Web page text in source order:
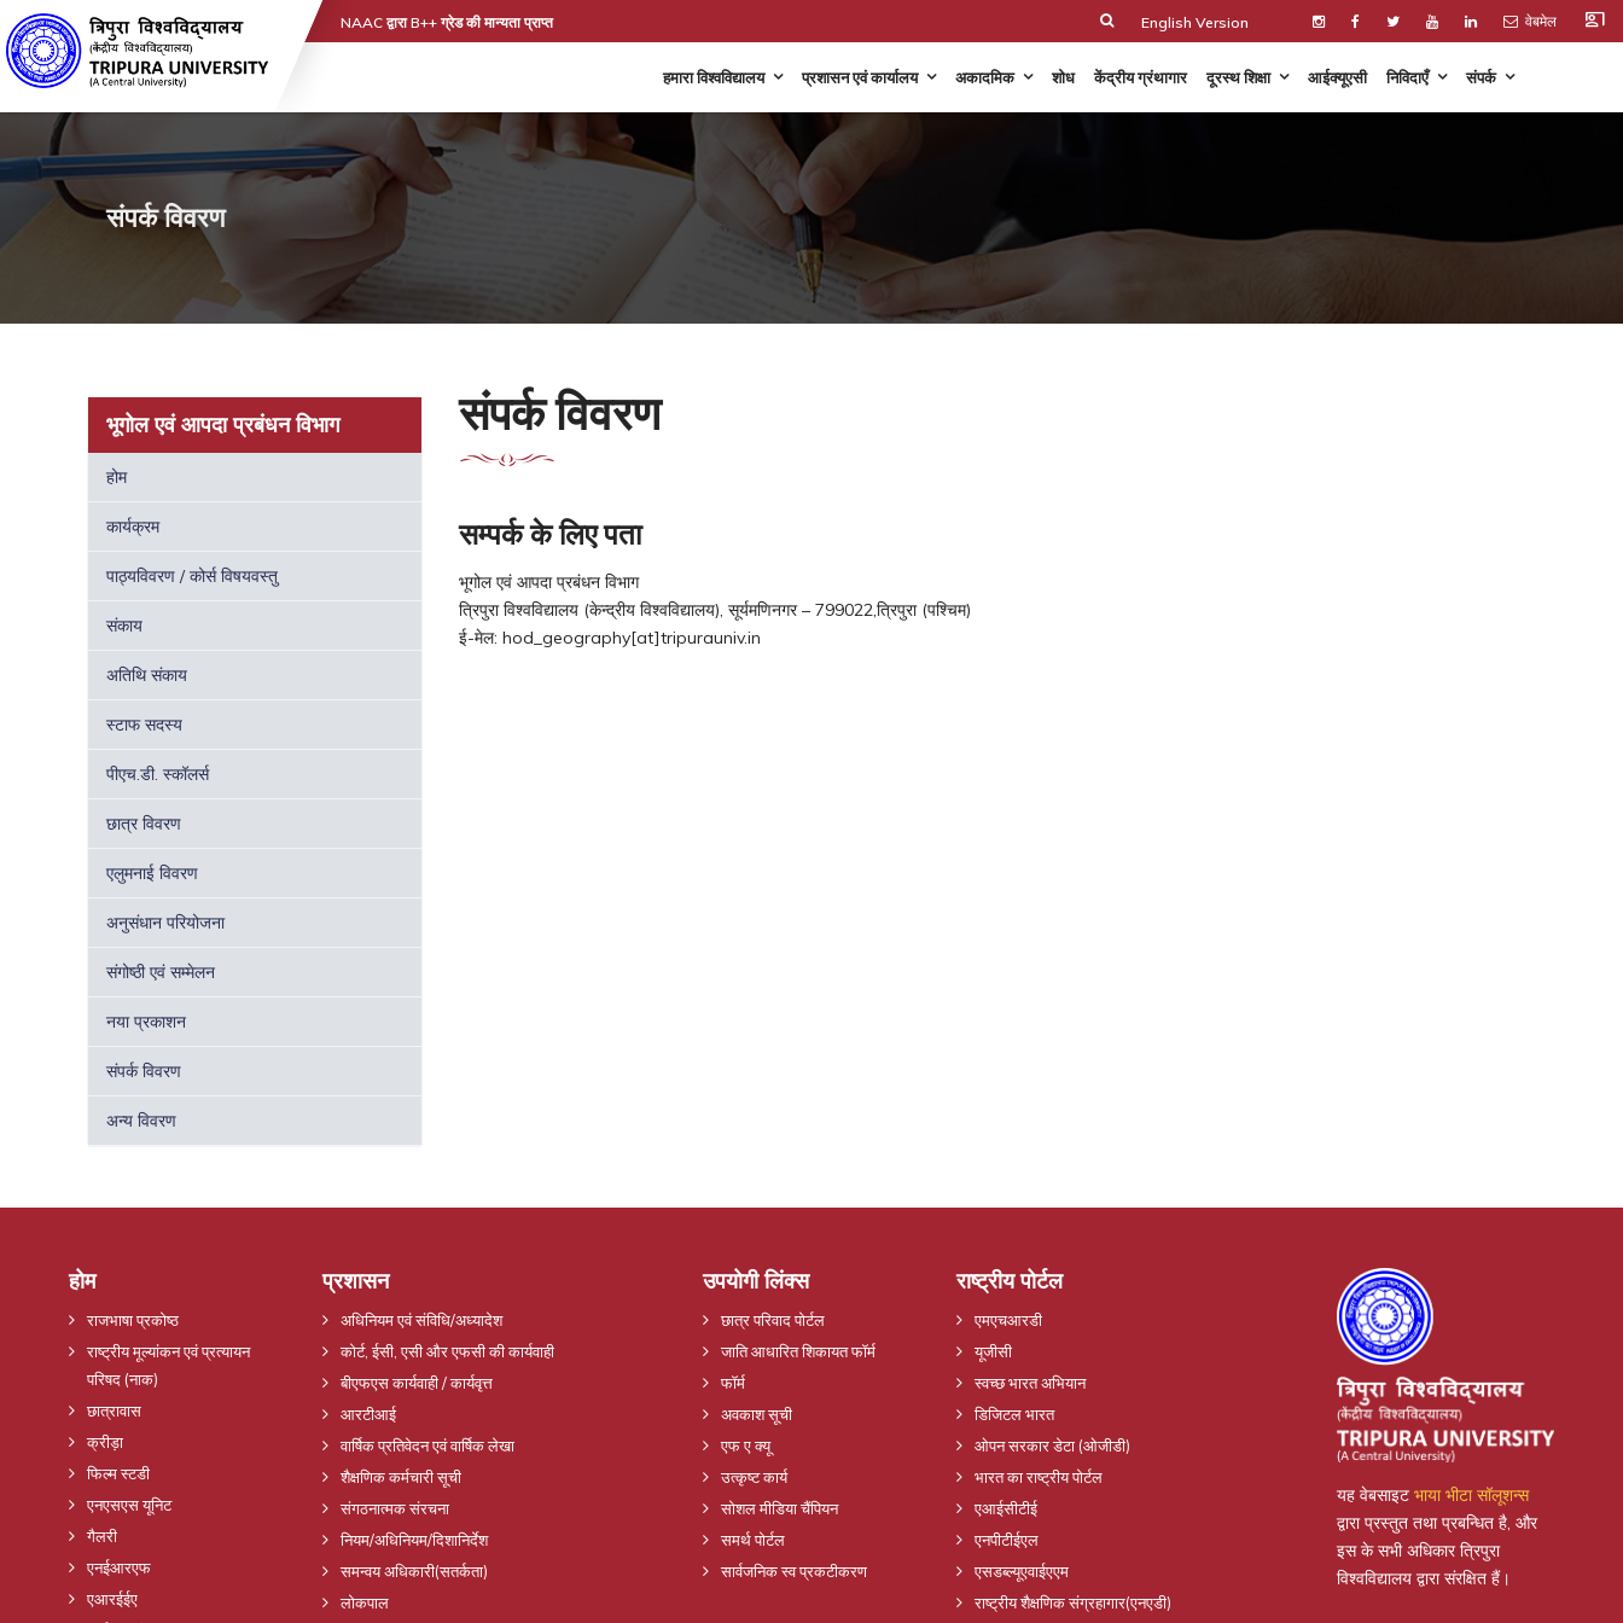
NAAC द्वारा B++ ग्रेड की मान्यता प्राप्त English Version वेबमेल co_present
हमारा विश्वविद्यालय प्रशासन एवं कार्यालय अकादमिक शोध केंद्रीय ग्रंथागार दूरस्थ शिक्षा आईक्यूएसी निविदाएँ संपर्क
संपर्क विवरण
भूगोल एवं आपदा प्रबंधन विभाग
होम
कार्यक्रम
पाठ्यविवरण / कोर्स विषयवस्तु
संकाय
अतिथि संकाय
स्टाफ सदस्य
पीएच.डी. स्कॉलर्स
छात्र विवरण
एलुमनाई विवरण
अनुसंधान परियोजना
संगोष्ठी एवं सम्मेलन
नया प्रकाशन
संपर्क विवरण
अन्य विवरण
संपर्क विवरण
सम्पर्क के लिए पता
भूगोल एवं आपदा प्रबंधन विभाग
त्रिपुरा विश्वविद्यालय (केन्द्रीय विश्वविद्यालय), सूर्यमणिनगर – 799022,त्रिपुरा (पश्चिम)
ई-मेल: hod_geography[at]tripurauniv.in
होम
राजभाषा प्रकोष्ठ
राष्ट्रीय मूल्यांकन एवं प्रत्यायन
परिषद (नाक)
छात्रावास
क्रीड़ा
फिल्म स्टडी
एनएसएस यूनिट
गैलरी
एनईआरएफ
एआरईईए
प्रशासन
अधिनियम एवं संविधि/अध्यादेश
कोर्ट, ईसी, एसी और एफसी की कार्यवाही
बीएफएस कार्यवाही / कार्यवृत्त
आरटीआई
वार्षिक प्रतिवेदन एवं वार्षिक लेखा
शैक्षणिक कर्मचारी सूची
संगठनात्मक संरचना
नियम/अधिनियम/दिशानिर्देश
समन्वय अधिकारी(सतर्कता)
लोकपाल
उपयोगी लिंक्स
छात्र परिवाद पोर्टल
जाति आधारित शिकायत फॉर्म
फॉर्म
अवकाश सूची
एफ ए क्यू
उत्कृष्ट कार्य
सोशल मीडिया चैंपियन
समर्थ पोर्टल
सार्वजनिक स्व प्रकटीकरण
राष्ट्रीय पोर्टल
एमएचआरडी
यूजीसी
स्वच्छ भारत अभियान
डिजिटल भारत
ओपन सरकार डेटा (ओजीडी)
भारत का राष्ट्रीय पोर्टल
एआईसीटीई
एनपीटीईएल
एसडब्ल्यूएवाईएएम
राष्ट्रीय शैक्षणिक संग्रहागार(एनएडी)
यह वेबसाइट भाया भीटा सॉलूशन्स
द्वारा प्रस्तुत तथा प्रबन्धित है, और
इस के सभी अधिकार त्रिपुरा
विश्वविद्यालय द्वारा संरक्षित हैं।